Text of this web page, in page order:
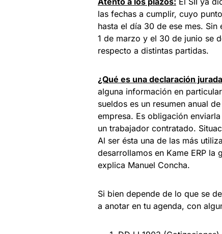
las fechas a cumplir, cuyo
hasta el día 30 de ese mes.
1 de marzo y el 30 de junio se
respecto a distintas partidas.
¿Qué es una declaración
alguna información en
sueldos es un resumen anual
empresa. Es obligación
un trabajador contratado.
Al ser ésta una de las más
desarrollamos en Kame ERP la
explica Manuel Concha.
Si bien depende de lo que se
a anotar en tu agenda, con